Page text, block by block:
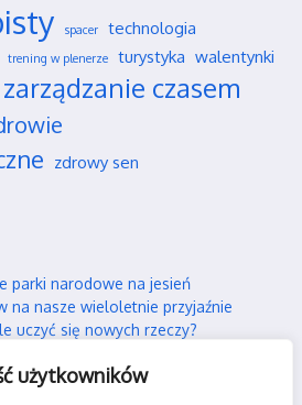
użytkowników
spacer technologia
trening w plenerze turystyka walentynki
zarządzanie czasem
zdrowy sen
parki narodowe na jesień
na nasze wieloletnie przyjaźnie
uczyć się nowych rzeczy?
latać dronem w Polsce?